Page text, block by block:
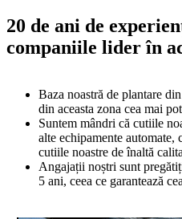
20 de ani de
companiile lider în
Baza noastră de plantare
din aceasta zona cea mai
Suntem mândri că cutiile
alte echipamente
cutiile noastre de înaltă
Angajații noștri sunt
5 ani, ceea ce garantează